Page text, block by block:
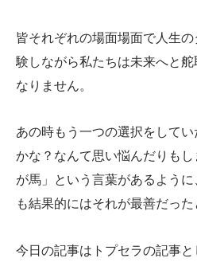
皆それぞれの場面場面で人生
験しながら私たちは未来へと
なりません。
あの時もう一つの選択をして
かな？なんて思い悩んだりも
が馬」という言葉があるよう
も結果的にはそれが最善だった
今日の記事はトプセラの記事